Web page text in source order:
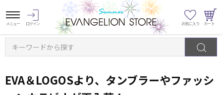
キーワードから探す
EVA＆LOGOSより、タンブラーやファッシ